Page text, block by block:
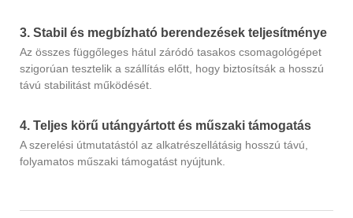
3. Stabil és megbízható berendezések teljesítménye
Az összes függőleges hátul záródó tasakos csomagológépet
szigorúan tesztelik a szállítás előtt, hogy biztosítsák a hosszú
távú stabilitást működését.
4. Teljes körű utángyártott és műszaki támogatás
A szerelési útmutatástól az alkatrészellátásig hosszú távú,
folyamatos műszaki támogatást nyújtunk.